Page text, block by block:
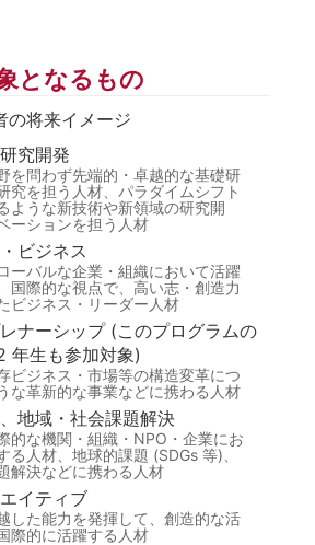
となるもの
の将来イメージ
究開発
を問わず先端的・卓越的な基礎研
究を担う人材、パラダイムシフト
ような新技術や新領域の研究開
ーションを担う人材
ビジネス
ーバルな企業・組織において活躍
国際的な視点で、高い志・創造力
ビジネス・リーダー人材
ナーシップ (このプログラムの
年生も参加対象)
ビジネス・市場等の構造変革につ
な革新的な事業などに携わる人材
地域・社会課題解決
的な機関・組織・NPO・企業にお
る人材、地球的課題 (SDGs 等)、
解決などに携わる人材
イティブ
した能力を発揮して、創造的な活
際的に活躍する人材